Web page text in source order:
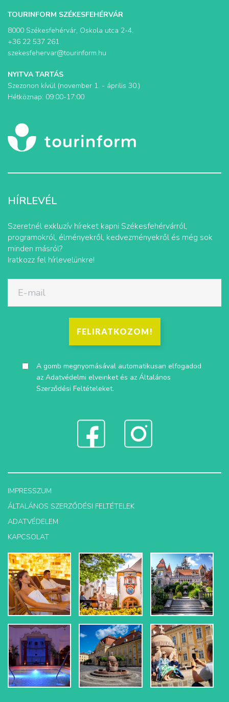
TOURINFORM SZÉKESFEHÉRVÁR
8000 Székesfehérvár, Oskola utca 2-4.
+36 22 537 261
szekesfehervar@tourinform.hu
NYITVA TARTÁS
Szezonon kívül (november 1. - április 30.)
Hétköznap: 09:00-17:00
HÍRLEVÉL
Szeretnél exkluzív híreket kapni Székesfehérvárról,
programokról, élményekről, kedvezményekről és még sok
minden másról?
Iratkozz fel hírlevelünkre!
FELIRATKOZOM!
A gomb megnyomásával automatikusan elfogadod
az Adatvédelmi elveinketés az Általános
Szerződési Feltételeket.
IMPRESSZUM
ÁLTALÁNOS SZERZŐDÉSI FELTÉTELEK
ADATVÉDELEM
KAPCSOLAT